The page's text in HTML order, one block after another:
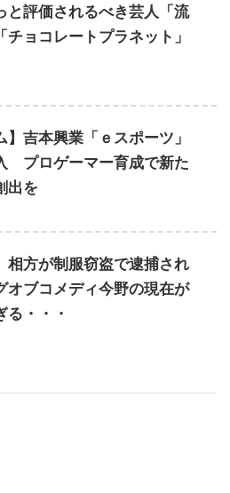
と評価されるべき芸人「流
チョコレートプラネット」
】吉本興業「ｅスポーツ」
プロゲーマー育成で新た
出を
相方が制服窃盗で逮捕され
オブコメディ今野の現在が
る・・・